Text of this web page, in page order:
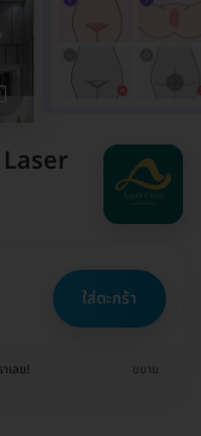
ใส่ตะกร้า
เลย! ขยาย